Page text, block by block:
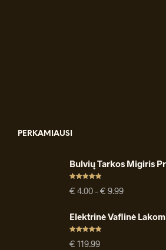
PERKAMIAUSI
Bulvių Tarkos Migiris
:4.91iš 5
€ 4.00–€ 9.99Price
through
Elektrinė Vaflinė
:4.94iš 5
€ 119.99